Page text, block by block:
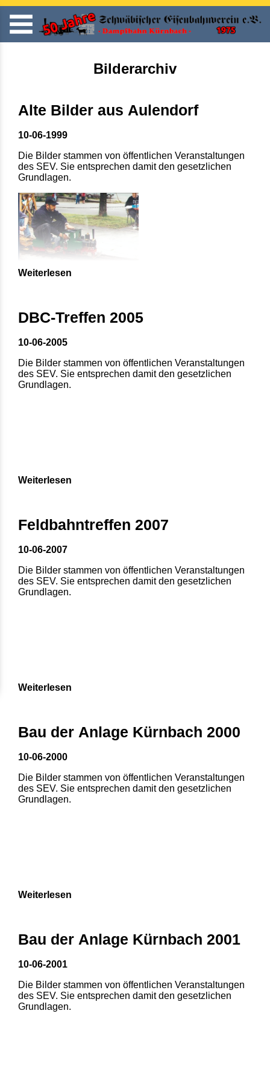
Bilderarchiv
Alte Bilder aus Aulendorf
10-06-1999
Die Bilder stammen von öffentlichen Veranstaltungen
des SEV. Sie entsprechen damit den gesetzlichen
Grundlagen.
Weiterlesen
DBC-Treffen 2005
10-06-2005
Die Bilder stammen von öffentlichen Veranstaltungen
des SEV. Sie entsprechen damit den gesetzlichen
Grundlagen.
Weiterlesen
Feldbahntreffen 2007
10-06-2007
Die Bilder stammen von öffentlichen Veranstaltungen
des SEV. Sie entsprechen damit den gesetzlichen
Grundlagen.
5
6
Weiterlesen
Bau der Anlage Kürnbach 2000
10-06-2000
Die Bilder stammen von öffentlichen Veranstaltungen
des SEV. Sie entsprechen damit den gesetzlichen
Grundlagen.
Weiterlesen
Bau der Anlage Kürnbach 2001
10-06-2001
Die Bilder stammen von öffentlichen Veranstaltungen
des SEV. Sie entsprechen damit den gesetzlichen
Grundlagen.